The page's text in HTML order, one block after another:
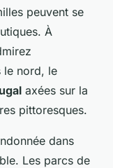
peuvent se
À
le nord, le
axées sur la
pittoresques.
dans
Les parcs de